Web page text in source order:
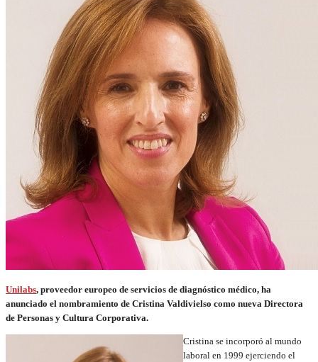
Unilabs, proveedor europeo de servicios de diagnóstico médico, ha
anunciado el nombramiento de Cristina Valdivielso como nueva Directora
de Personas y Cultura Corporativa.
Cristina se incorporó al mundo
laboral en 1999 ejerciendo el